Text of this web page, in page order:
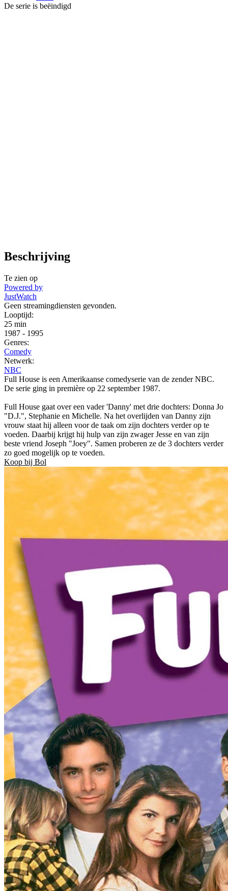
De serie is beëindigd
Beschrijving
Te zien op
Powered by
JustWatch
Geen streamingdiensten gevonden.
Looptijd:
25 min
1987 - 1995
Genres:
Comedy
Netwerk:
NBC
Full House is een Amerikaanse comedyserie van de zender NBC.
De serie ging in première op 22 september 1987.
Full House gaat over een vader 'Danny' met drie dochters: Donna Jo
"D.J.", Stephanie en Michelle. Na het overlijden van Danny zijn
vrouw staat hij alleen voor de taak om zijn dochters verder op te
voeden. Daarbij krijgt hij hulp van zijn zwager Jesse en van zijn
beste vriend Joseph "Joey". Samen proberen ze de 3 dochters verder
zo goed mogelijk op te voeden.
Koop bij Bol